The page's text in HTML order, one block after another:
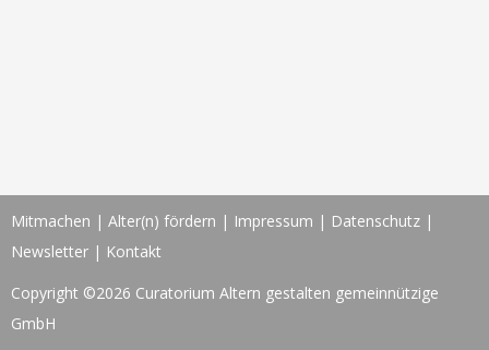
Mitmachen | Alter(n) fördern | Impressum | Datenschutz |
Newsletter | Kontakt
Copyright ©2026 Curatorium Altern gestalten gemeinnützige
GmbH